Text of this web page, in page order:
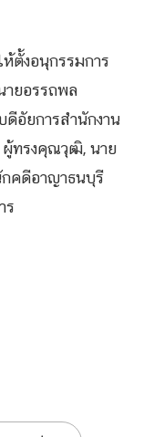
ตั้งอนุกรรมการ
ายอรรถพล
ดีอัยการสำนักงาน
ผู้ทรงคุณวุฒิ, นาย
คดีอาญาธนบุรี
ร